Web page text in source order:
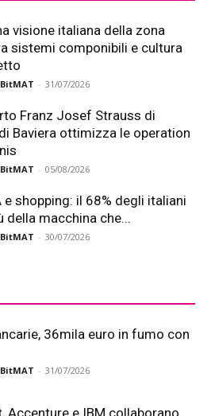
visione italiana della zona
sistemi componibili e cultura
- 31/07/2026
Franz Josef Strauss di
Baviera ottimizza le operation
- 05/08/2026
e shopping: il 68% degli italiani
della macchina che...
- 30/07/2026
36mila euro in fumo con
- 31/07/2026
Accenture e IBM collaborano